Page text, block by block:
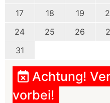
17
18 19
24
25 26
31
Achtung!
vorbei!